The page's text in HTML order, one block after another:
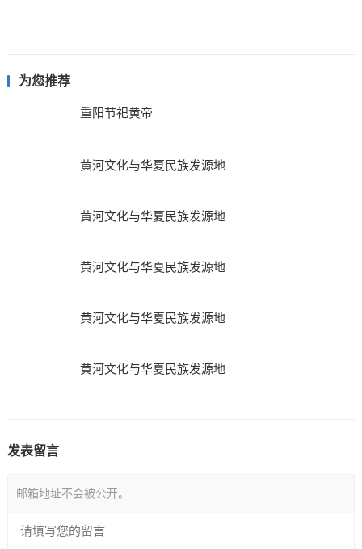
为您推荐
重阳节祀黄帝
黄河文化与华夏民族发源地
黄河文化与华夏民族发源地
黄河文化与华夏民族发源地
黄河文化与华夏民族发源地
黄河文化与华夏民族发源地
发表留言
邮箱地址不会被公开。